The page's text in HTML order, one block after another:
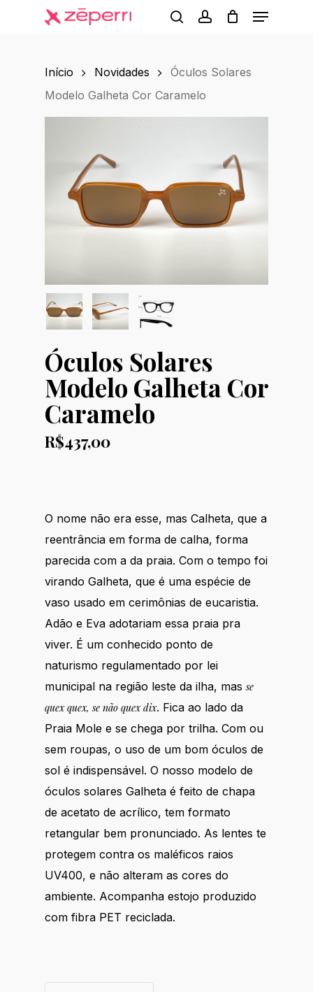
Menu
Início Novidades
Óculos Solares
Modelo Galheta Cor Caramelo
Óculos Solares
Modelo Galheta Cor
Caramelo
R$437,00
O nome não era esse, mas Calheta, que a
reentrância em forma de calha, forma
parecida com a da praia. Com o tempo foi
virando Galheta, que é uma espécie de
vaso usado em cerimônias de eucaristia.
Adão e Eva adotariam essa praia pra
viver. É um conhecido ponto de
naturismo regulamentado por lei
municipal na região leste da ilha, masse
quex quex, se não quex dix. Fica ao lado da
Praia Mole e se chega por trilha. Com ou
sem roupas, o uso de um bom óculos de
sol é indispensável. O nosso modelo de
óculos solares Galheta é feito de chapa
de acetato de acrílico, tem formato
retangular bem pronunciado. As lentes te
protegem contra os maléficos raios
UV400, e não alteram as cores do
ambiente. Acompanha estojo produzido
com fibra PET reciclada.